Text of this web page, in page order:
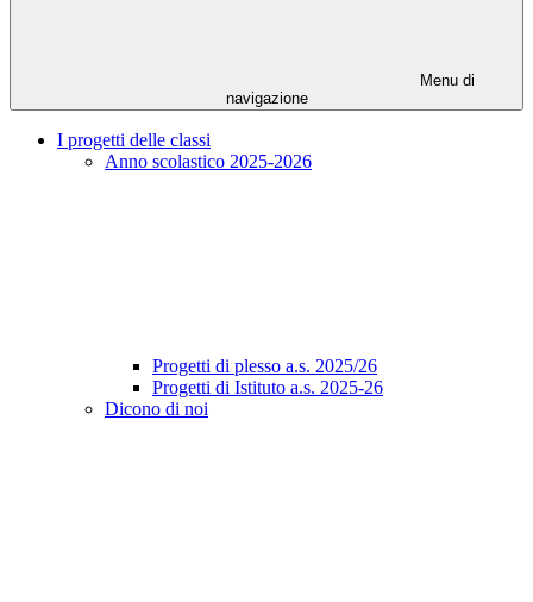
Menu di
navigazione
I progetti delle classi
Anno scolastico 2025-2026
Progetti di plesso a.s. 2025/26
Progetti di Istituto a.s. 2025-26
Dicono di noi